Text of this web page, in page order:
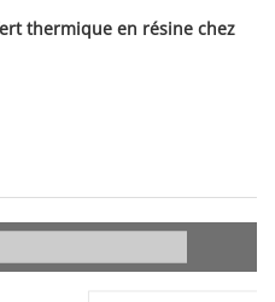
thermique en résine chez